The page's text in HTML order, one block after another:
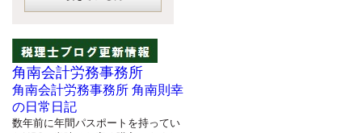
角南会計労務事務所
角南会計労務事務所 角南則幸
の日常日記
数年前に年間パスポートを持ってい